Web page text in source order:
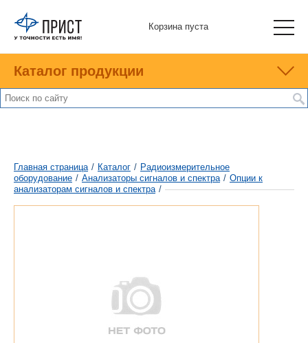
Корзина пуста
Каталог продукции
Главная страница / Каталог / Радиоизмерительное
оборудование / Анализаторы сигналов и спектра / Опции к
анализаторам сигналов и спектра /